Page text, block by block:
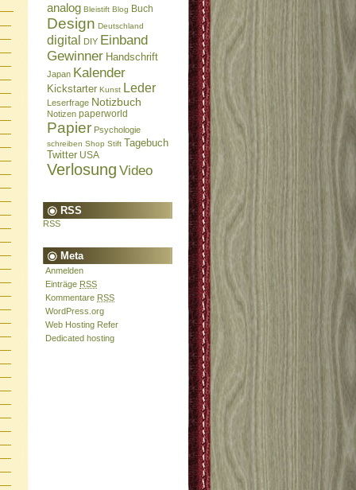
analog Bleistift Blog Buch
Design Deutschland
digital DIY Einband
Gewinner Handschrift
Japan Kalender
Kickstarter Kunst Leder
Leserfrage Notizbuch
Notizen paperworld
Papier Psychologie
schreiben Shop Stift Tagebuch
Twitter USA
Verlosung Video
RSS
RSS
Meta
Anmelden
Einträge RSS
Kommentare RSS
WordPress.org
Web Hosting Refer
Dedicated hosting